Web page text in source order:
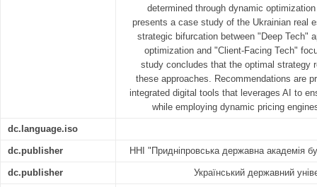
determined through dynamic
presents a case study of the Ukrainian real
strategic bifurcation between "Deep Tech"
optimization and "Client-Facing Tech"
study concludes that the optimal strategy
these approaches. Recommendations are
integrated digital tools that leverages AI to
while employing dynamic pricing
dc.language.iso
dc.publisher ННІ "Придніпровська державна академія
dc.publisher Український державний